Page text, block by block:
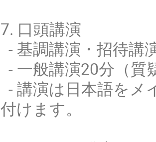
7. 口頭講演
- 基調講演・招待講
- 一般講演20分（質
- 講演は日本語をメ
付けます。